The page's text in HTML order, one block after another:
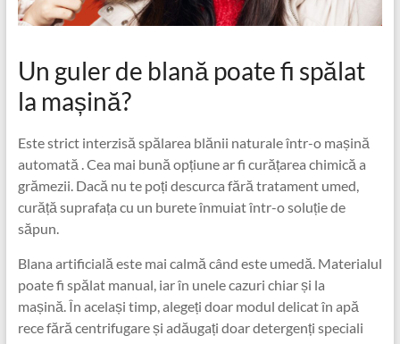
Un guler de blană poate fi spălat
la mașină?
Este strict interzisă spălarea blănii naturale într-o mașină
automată . Cea mai bună opțiune ar fi curățarea chimică a
grămezii. Dacă nu te poți descurca fără tratament umed,
curăță suprafața cu un burete înmuiat într-o soluție de
săpun.
Blana artificială este mai calmă când este umedă. Materialul
poate fi spălat manual, iar în unele cazuri chiar și la
mașină. În același timp, alegeți doar modul delicat în apă
rece fără centrifugare și adăugați doar detergenți speciali